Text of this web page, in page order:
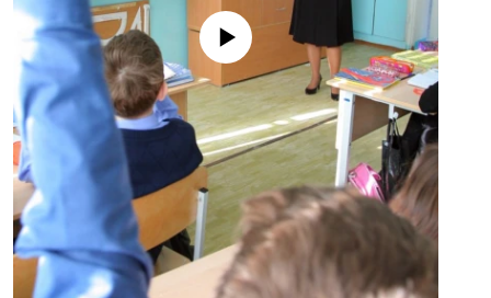
No media source currently available